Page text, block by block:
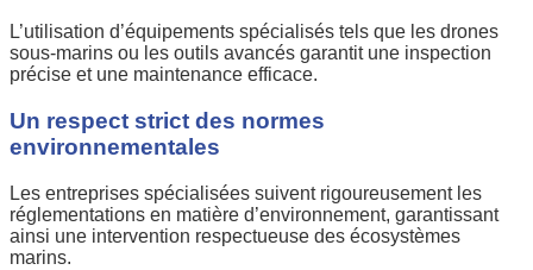
L’utilisation d’équipements spécialisés tels que les drones
sous-marins ou les outils avancés garantit une inspection
précise et une maintenance efficace.
Un respect strict des normes
environnementales
Les entreprises spécialisées suivent rigoureusement les
réglementations en matière d’environnement, garantissant
ainsi une intervention respectueuse des écosystèmes
marins.